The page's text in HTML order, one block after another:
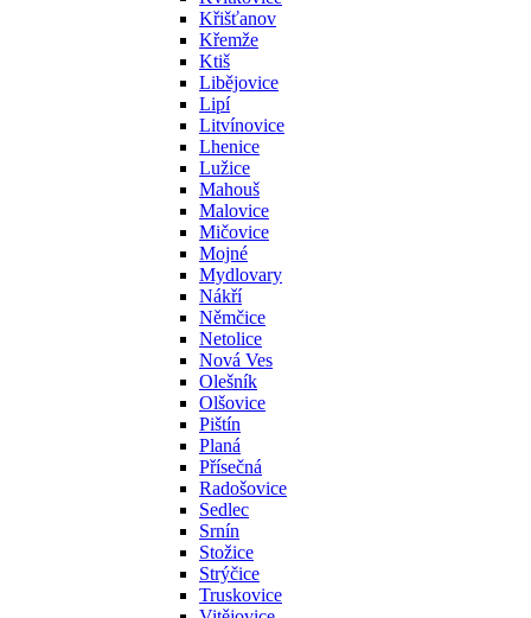
Křišťanov
Křemže
Ktiš
Libějovice
Lipí
Litvínovice
Lhenice
Lužice
Mahouš
Malovice
Mičovice
Mojné
Mydlovary
Nákří
Němčice
Netolice
Nová Ves
Olešník
Olšovice
Pištín
Planá
Přísečná
Radošovice
Sedlec
Srnín
Stožice
Strýčice
Truskovice